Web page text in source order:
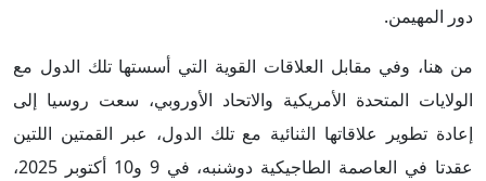
دور المهيمن.
من هنا، وفي مقابل العلاقات القوية التي أسستها تلك الدول مع
الولايات المتحدة الأمريكية والاتحاد الأوروبي، سعت روسيا إلى
إعادة تطوير علاقاتها الثنائية مع تلك الدول، عبر القمتين اللتين
عقدتا في العاصمة الطاجيكية دوشنبه، في 9 و10 أكتوبر 2025،